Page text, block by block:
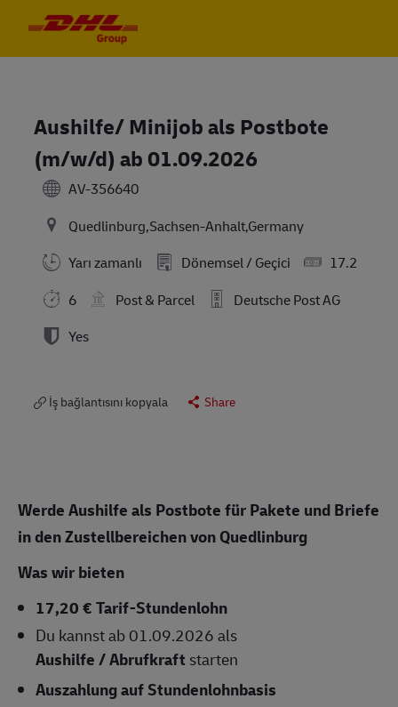
Aushilfe/ Minijob als Postbote
(m/w/d) ab 01.09.2026
AV-356640
Quedlinburg,Sachsen-Anhalt,Germany
Yarı zamanlı
Dönemsel / Geçici
17.2
6
Post & Parcel
Deutsche Post AG
Yes
İş bağlantısını kopyala Share
Werde Aushilfe als Postbote für Pakete und Briefe
in den Zustellbereichen von Quedlinburg
Was wir bieten
17,20 € Tarif-Stundenlohn
Du kannst ab 01.09.2026 als
Aushilfe / Abrufkraft starten
Auszahlung auf Stundenlohnbasis